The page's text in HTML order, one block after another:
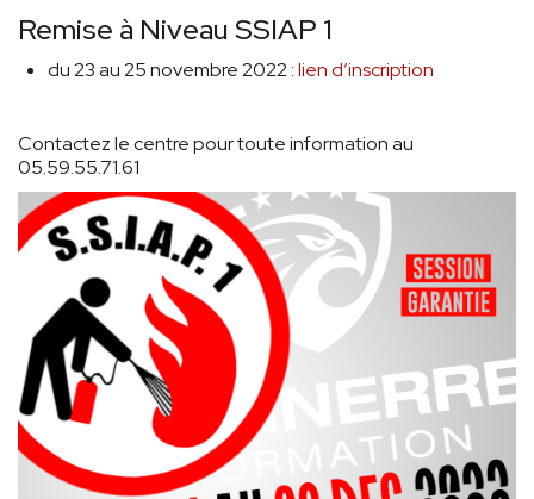
Remise à Niveau SSIAP 1
du 23 au 25 novembre 2022 :lien d’inscription
Contactez le centre pour toute information au
05.59.55.71.61